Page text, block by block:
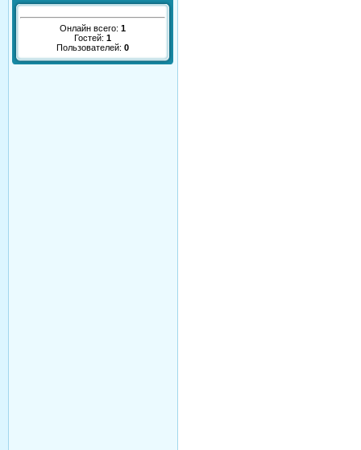
Онлайн всего: 1
Гостей: 1
Пользователей: 0